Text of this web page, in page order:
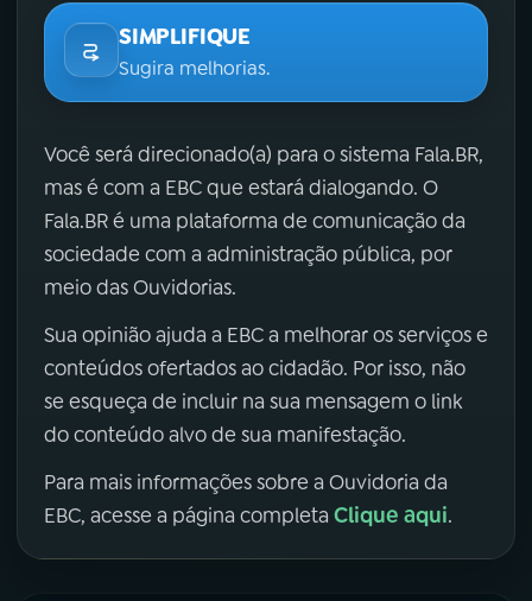
SIMPLIFIQUE
Sugira melhorias.
Você será direcionado(a) para o sistema Fala.BR,
mas é com a EBC que estará dialogando. O
Fala.BR é uma plataforma de comunicação da
sociedade com a administração pública, por
meio das Ouvidorias.
Sua opinião ajuda a EBC a melhorar os serviços e
conteúdos ofertados ao cidadão. Por isso, não
se esqueça de incluir na sua mensagem o link
do conteúdo alvo de sua manifestação.
Para mais informações sobre a Ouvidoria da
EBC, acesse a página completa Clique aqui.